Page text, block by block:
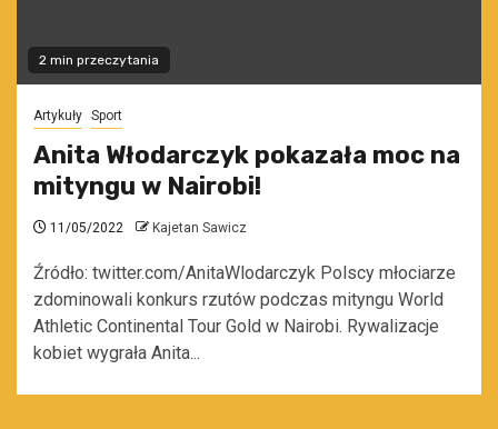
2 min przeczytania
Artykuły Sport
Anita Włodarczyk pokazała moc na
mityngu w Nairobi!
11/05/2022 Kajetan Sawicz
Źródło: twitter.com/AnitaWlodarczyk Polscy młociarze
zdominowali konkurs rzutów podczas mityngu World
Athletic Continental Tour Gold w Nairobi. Rywalizacje
kobiet wygrała Anita...